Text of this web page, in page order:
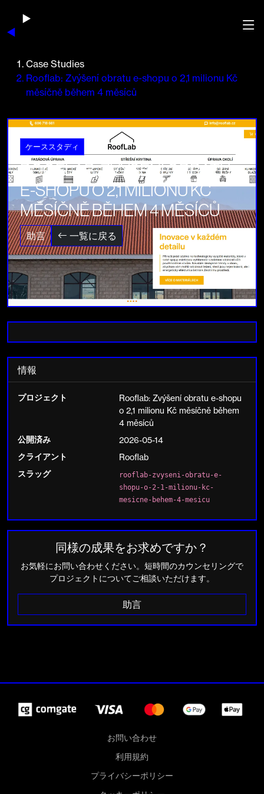
Case Studies
Rooflab: Zvýšení obratu e-shopu o 2,1 milionu Kč
měsíčně během 4 měsíců
ケーススタディ
ROOFLAB: ZVÝŠENÍ OBRATU
E-SHOPU O 2,1 MILIONU KČ
MĚSÍČNĚ BĚHEM 4 MĚSÍCŮ
助言 一覧に戻る
情報
プロジェクト
Rooflab: Zvýšení obratu e-shopu
o 2,1 milionu Kč měsíčně během
4 měsíců
公開済み 2026-05-14
クライアント Rooflab
スラッグ
rooflab-zvyseni-obratu-e-
shopu-o-2-1-milionu-kc-
mesicne-behem-4-mesicu
同様の成果をお求めですか？
お気軽にお問い合わせください。短時間のカウンセリングで
プロジェクトについてご相談いただけます。
助言
お問い合わせ
利用規約
プライバシーポリシー